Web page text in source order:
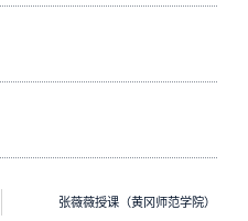
张薇薇授课（黄冈师范学院）